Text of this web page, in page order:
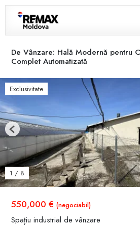
De Vânzare: Hală Modernă pentru
Complet Automatizată
550,000 € (negociabil)
Spațiu industrial de vânzare
Exclusivitate
1 / 8
Previous